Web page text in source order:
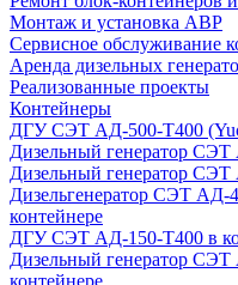
Монтаж и установка АВР
Сервисное обслуживание
Аренда дизельных
Реализованные проекты
Контейнеры
ДГУ СЭТ АД-500-Т400
Дизельный генератор
Дизельный генератор
Дизельгенератор СЭТ АД-
контейнере
ДГУ СЭТ АД-150-Т400 в
Дизельный генератор
контейнере